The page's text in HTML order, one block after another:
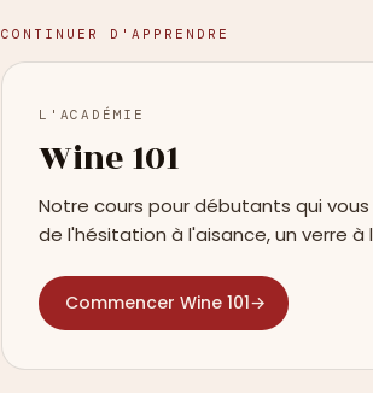
CONTINUER D'APPRENDRE
L'ACADÉMIE
Wine 101
Notre cours pour débutants qui
de l'hésitation à l'aisance, un verre à
Commencer Wine 101→